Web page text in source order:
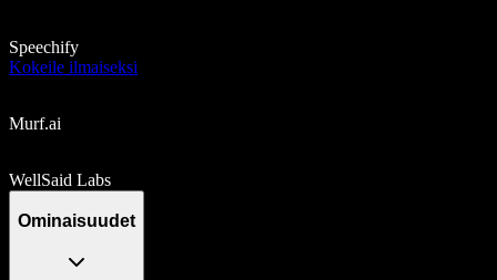
Speechify
Kokeile ilmaiseksi
Murf.ai
WellSaid Labs
Ominaisuudet